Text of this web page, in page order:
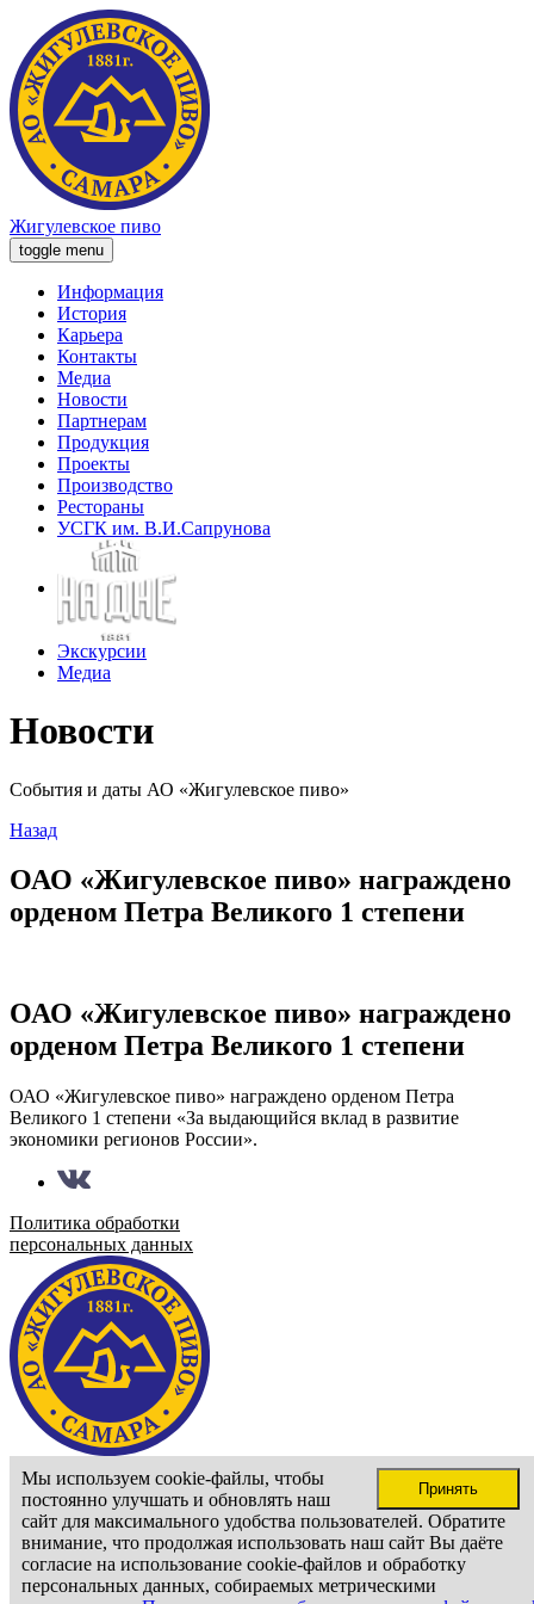
Жигулевское пиво
toggle menu
Информация
История
Карьера
Контакты
Медиа
Новости
Партнерам
Продукция
Проекты
Производство
Рестораны
УСГК им. В.И.Сапрунова
Экскурсии
Медиа
Новости
События и даты АО «Жигулевское пиво»
Назад
ОАО «Жигулевское пиво» награждено
орденом Петра Великого 1 степени
ОАО «Жигулевское пиво» награждено
орденом Петра Великого 1 степени
ОАО «Жигулевское пиво» награждено орденом Петра
Великого 1 степени «За выдающийся вклад в развитие
экономики регионов России».
Политика обработки
персональных данных
Сайт доступен только для лиц старше 18 лет
Подтвердите ваш возраст
Мне больше 18 лет
Принять
Мы используем cookie-файлы, чтобы
постоянно улучшать и обновлять наш
сайт для максимального удобства пользователей. Обратите
внимание, что продолжая использовать наш сайт Вы даёте
согласие на использование cookie-файлов и обработку
персональных данных, собираемых метрическими